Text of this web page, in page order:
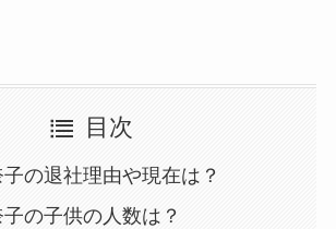
目次
の退社理由や現在は？
の子供の人数は？